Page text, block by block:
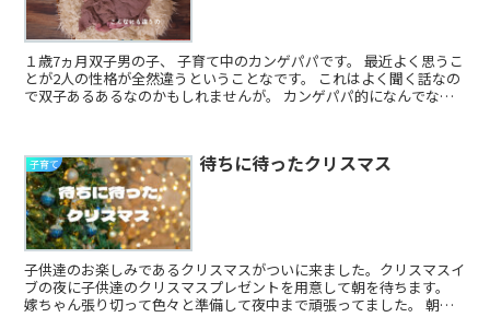
１歳7ヵ月双子男の子、 子育て中のカンゲパパです。 最近よく思うこ
とが2人の性格が全然違うということなです。 これはよく聞く話なの
で双子あるあるなのかもしれませんが。 カンゲパパ的になんでな
子育て 待ちに待ったクリスマス
子供達のお楽しみであるクリスマスがついに来ました。クリスマスイ
ブの夜に子供達のクリスマスプレゼントを用意して朝を待ちます。
嫁ちゃん張り切って色々と準備して夜中まで頑張ってました。 朝目